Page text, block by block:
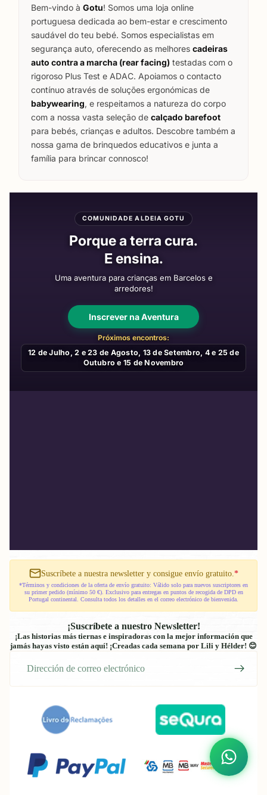
Bem-vindo à Gotu! Somos uma loja online
portuguesa dedicada ao bem-estar e crescimento
saudável do teu bebé. Somos especialistas em
segurança auto, oferecendo as melhores cadeiras
auto contra a marcha (rear facing) testadas com o
rigoroso Plus Test e ADAC. Apoiamos o contacto
contínuo através de soluções ergonómicas de
babywearing, e respeitamos a natureza do corpo
com a nossa vasta seleção de calçado barefoot
para bebés, crianças e adultos. Descobre também a
nossa gama de brinquedos educativos e junta a
família para brincar connosco!
COMUNIDADE ALDEIA GOTU
Porque a terra cura.
E ensina.
Uma aventura para crianças em Barcelos e
arredores!
Inscrever na Aventura
Próximos encontros:
12 de Julho, 2 e 23 de Agosto, 13 de Setembro, 4 e 25 de
Outubro e 15 de Novembro
Suscríbete a nuestra newsletter y consigue envío gratuito.*
*Términos y condiciones de la oferta de envío gratuito: Válido solo para nuevos suscriptores en
su primer pedido (mínimo 50 €). Exclusivo para entregas en puntos de recogida de DPD en
Portugal continental. Consulta todos los detalles en el correo electrónico de bienvenida.
¡Suscríbete a nuestro Newsletter!
¡Las historias más tiernas e inspiradoras con la mejor información que
jamás hayas visto están aquí! ¡Creadas cada semana por Lili y Hélder! 😊
electrónico